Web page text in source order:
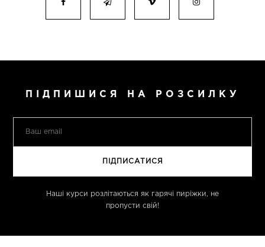
ПІДПИШИСЯ НА РОЗСИЛКУ
Наші курси розлітаються як гарячі пиріжки, не
пропусти свій!